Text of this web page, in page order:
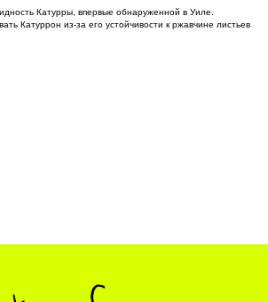
Катурры, впервые обнаруженной в Уиле.
Катуррон из-за его устойчивости к ржавчине листьев